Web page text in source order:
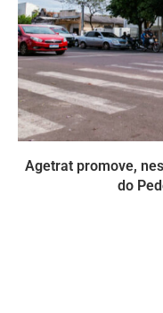
Agetrat promove,
do